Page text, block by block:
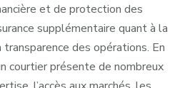
et de protection des
supplémentaire quant à la
des opérations. En
courtier présente de nombreux